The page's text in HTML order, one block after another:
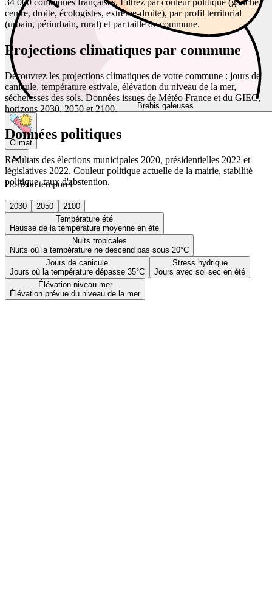
Brebis galeuses
Climat
Horizon temporel
2030 2050
2100
Température été
Hausse de la température moyenne en été
Nuits tropicales
Nuits où la température ne descend pas sous 20°C
Jours de canicule
Jours où la température dépasse 35°C
Stress hydrique
Jours avec sol sec en été
Élévation niveau mer
Élévation prévue du niveau de la mer
centre, droite, écologistes, extrême-droite), par profil territorial
(urbain, périurbain, rural) et par taille de commune.
Projections climatiques par commune
Découvrez les projections climatiques de votre commune : jours de
canicule, température estivale, élévation du niveau de la mer,
sécheresses des sols. Données issues de Météo France et du GIEC,
horizons 2030, 2050 et 2100.
Données politiques
Résultats des élections municipales 2020, présidentielles 2022 et
législatives 2022. Couleur politique actuelle de la mairie, stabilité
politique, taux d'abstention.